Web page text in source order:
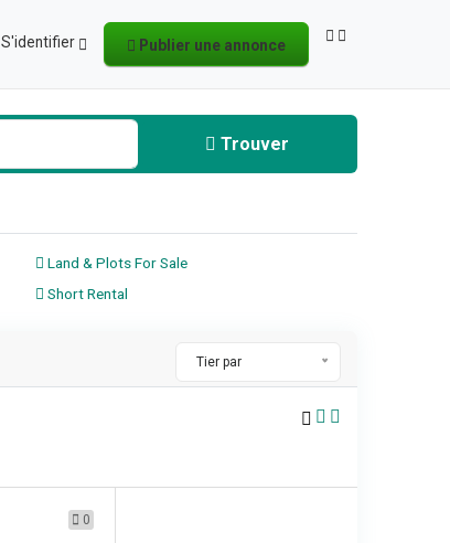
S'identifier Publier une annonce
Trouver
Land & Plots For Sale
Short Rental
Tier par
0